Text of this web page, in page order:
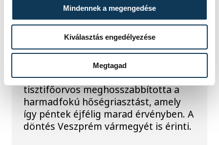
Mindennek a megengedése
Kiválasztás engedélyezése
Megtagad
Meghosszabbították a
harmadfokú
hőségriasztást, továbbra
is extrém meleg várható
A tartós kánikula miatt az országos
tisztifőorvos meghosszabbította a
harmadfokú hőségriasztást, amely
így péntek éjfélig marad érvényben. A
döntés Veszprém vármegyét is érinti.